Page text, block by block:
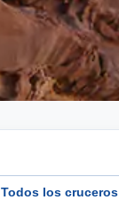
Todos los cruceros